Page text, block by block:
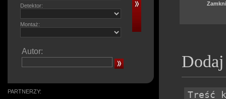
Detektor:
Montaż:
Autor:
PARTNERZY: